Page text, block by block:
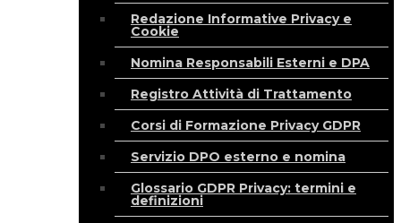
Redazione Informative Privacy e
Cookie
Nomina Responsabili Esterni e DPA
Registro Attività di Trattamento
Corsi di Formazione Privacy GDPR
Servizio DPO esterno e nomina
Glossario GDPR Privacy: termini e
definizioni